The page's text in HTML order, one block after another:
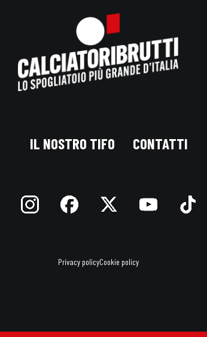
IL NOSTRO TIFO CONTATTI
Privacy policyCookie policy